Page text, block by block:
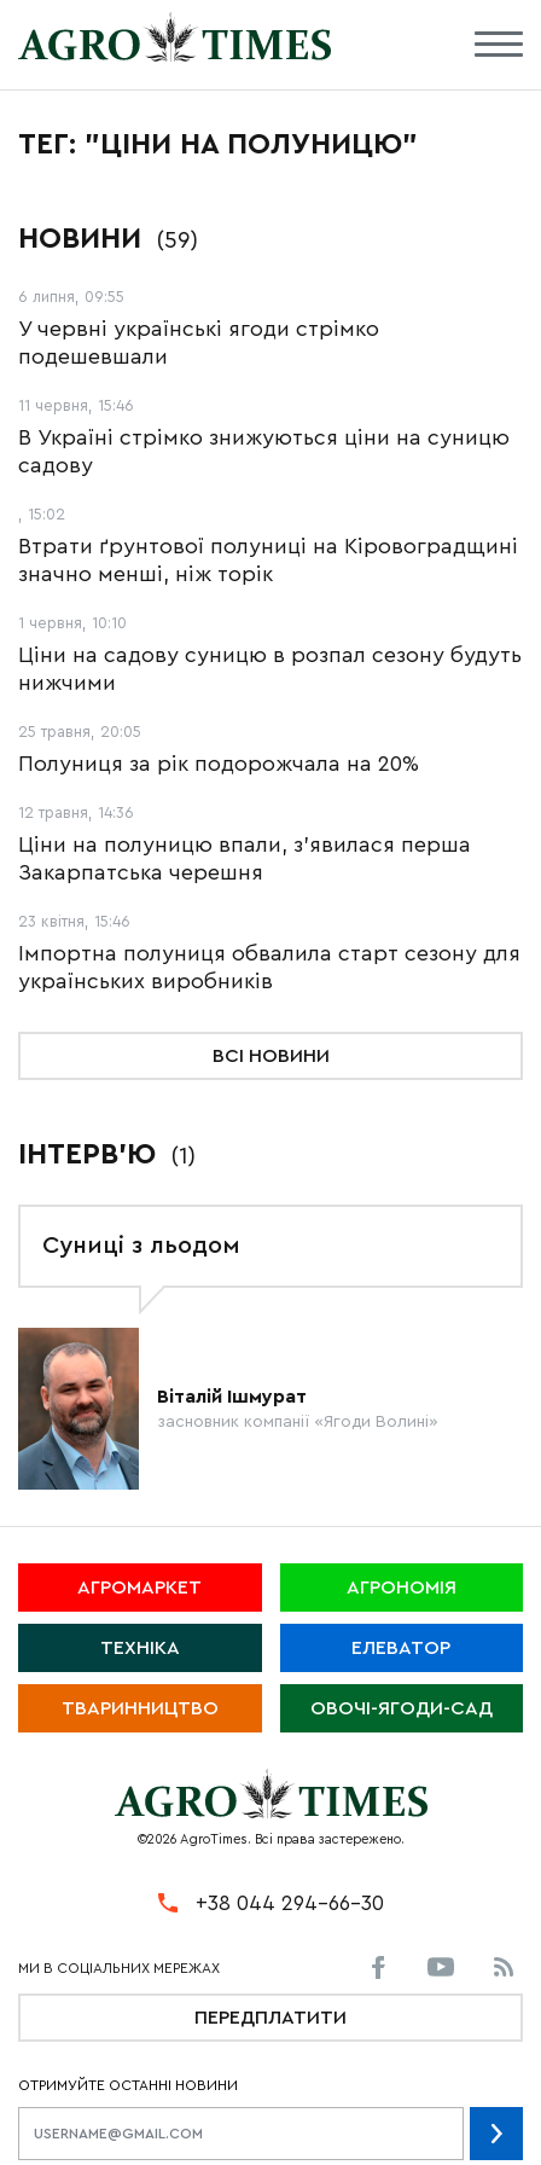
ТЕГ: "ЦІНИ НА ПОЛУНИЦЮ"
НОВИНИ (59)
6 липня, 09:55
У червні українські ягоди стрімко
подешевшали
11 червня, 15:46
В Україні стрімко знижуються ціни на суницю
садову
, 15:02
Втрати ґрунтової полуниці на Кіровоградщині
значно менші, ніж торік
1 червня, 10:10
Ціни на садову суницю в розпал сезону будуть
нижчими
25 травня, 20:05
Полуниця за рік подорожчала на 20%
12 травня, 14:36
Ціни на полуницю впали, з’явилася перша
Закарпатська черешня
23 квітня, 15:46
Імпортна полуниця обвалила старт сезону для
українських виробників
ВСІ НОВИНИ
ІНТЕРВ'Ю (1)
Суниці з льодом
Віталій Ішмурат
засновник компанії «Ягоди Волині»
АГРОМАРКЕТ АГРОНОМІЯ
ТЕХНІКА ЕЛЕВАТОР
ТВАРИННИЦТВО ОВОЧІ-ЯГОДИ-САД
©2026 AgroTimes. Всі права застережено.
+38 044 294-66-30
ПЕРЕДПЛАТИТИ
ОТРИМУЙТЕ ОСТАННІ НОВИНИ